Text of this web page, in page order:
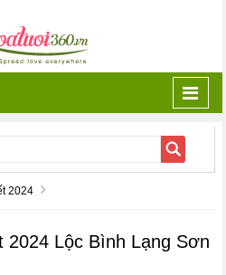
2024
2024 Lộc Bình Lạng Sơn